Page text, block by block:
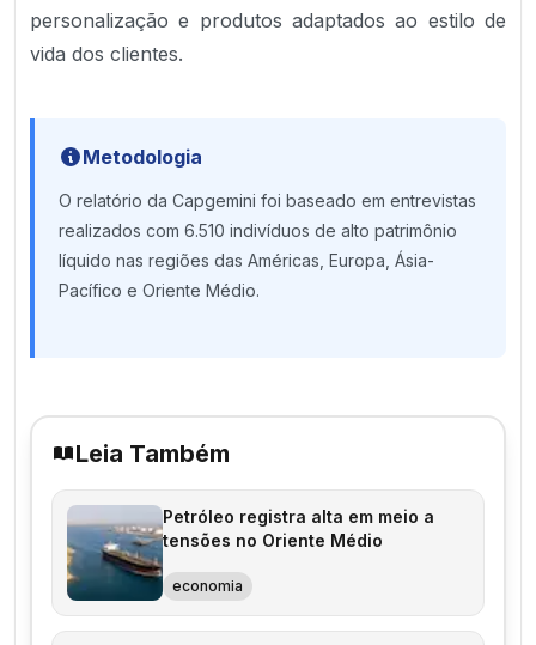
personalização e produtos adaptados ao estilo de
vida dos clientes.
Metodologia
O relatório da Capgemini foi baseado em entrevistas
realizados com 6.510 indivíduos de alto patrimônio
líquido nas regiões das Américas, Europa, Ásia-
Pacífico e Oriente Médio.
Leia Também
Petróleo registra alta em meio a
tensões no Oriente Médio
economia